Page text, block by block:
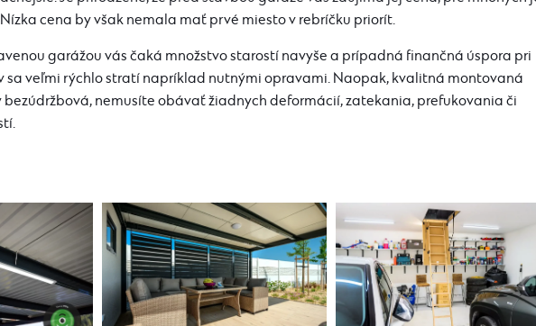
cena by však nemala mať prvé miesto v rebríčku priorít.
garážou vás čaká množstvo starostí navyše a prípadná finančná úspora pri
sa veľmi rýchlo stratí napríklad nutnými opravami. Naopak, kvalitná montovaná
nemusíte obávať žiadnych deformácií, zatekania, prefukovania či